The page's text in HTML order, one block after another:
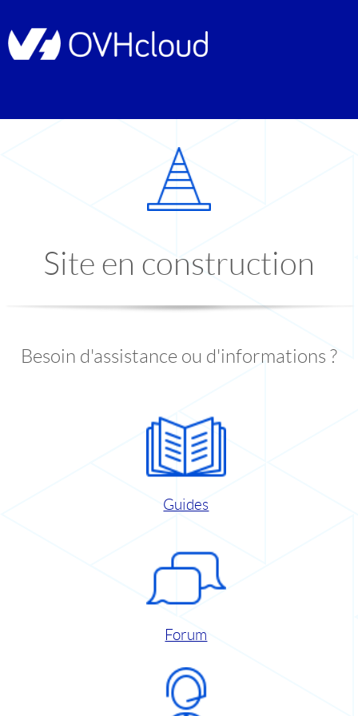
Site en construction
Besoin d'assistance ou d'informations ?
Guides
Forum